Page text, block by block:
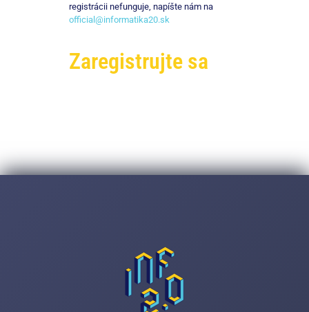
registrácii nefunguje, napíšte nám na
official@informatika20.sk
Zaregistrujte sa